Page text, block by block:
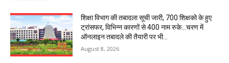
शिक्षा विभाग की तबादला सूची जारी, 700 शिक्षको के हुए
ट्रांसफर, विभिन्न कारणों से 400 नाम रुके…चरण में
ऑनलाइन तबादले की तैयारी पर भी...
August 8, 2026